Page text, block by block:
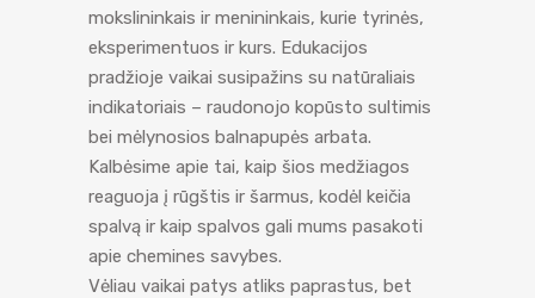
mokslininkais ir menininkais, kurie tyrinės,
eksperimentuos ir kurs. Edukacijos
pradžioje vaikai susipažins su natūraliais
indikatoriais – raudonojo kopūsto sultimis
bei mėlynosios balnapupės arbata.
Kalbėsime apie tai, kaip šios medžiagos
reaguoja į rūgštis ir šarmus, kodėl keičia
spalvą ir kaip spalvos gali mums pasakoti
apie chemines savybes.
Vėliau vaikai patys atliks paprastus, bet